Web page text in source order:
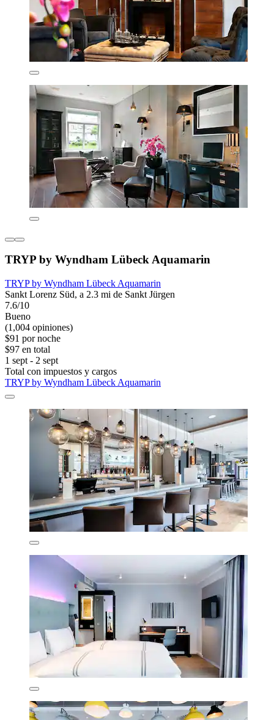
TRYP by Wyndham Lübeck Aquamarin
TRYP by Wyndham Lübeck Aquamarin
Sankt Lorenz Süd, a 2.3 mi de Sankt Jürgen
7.6/10
Bueno
(1,004 opiniones)
$91 por noche
$97 en total
1 sept - 2 sept
Total con impuestos y cargos
TRYP by Wyndham Lübeck Aquamarin